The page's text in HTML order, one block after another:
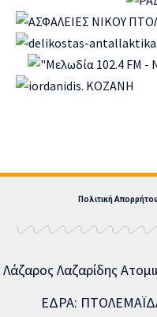
Πολιτική Απορρήτου
Λάζαρος Λαζαρίδης
ΕΔΡΑ: